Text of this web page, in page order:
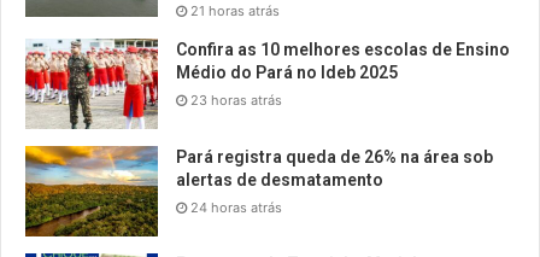
21 horas atrás
Confira as 10 melhores escolas de Ensino
Médio do Pará no Ideb 2025
23 horas atrás
Pará registra queda de 26% na área sob
alertas de desmatamento
24 horas atrás